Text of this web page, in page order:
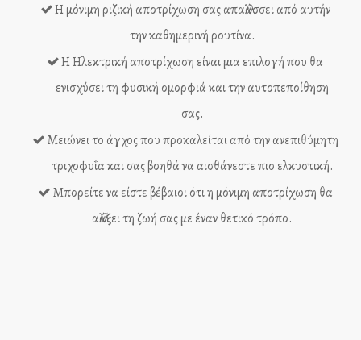
Η μόνιμη ριζική αποτρίχωση σας απαλλάσσει από αυτήν
την καθημερινή ρουτίνα.
Η Ηλεκτρική αποτρίχωση είναι μια επιλογή που θα
ενισχύσει τη φυσική ομορφιά και την αυτοπεποίθηση
σας.
Μειώνει το άγχος που προκαλείται από την ανεπιθύμητη
τριχοφυΐα και σας βοηθά να αισθάνεστε πιο ελκυστική.
Μπορείτε να είστε βέβαιοι ότι η μόνιμη αποτρίχωση θα
αλλάξει τη ζωή σας με έναν θετικό τρόπο.